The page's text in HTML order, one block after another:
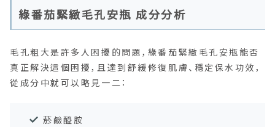
綠番茄緊緻毛孔安瓶 成分分析
毛孔粗大是許多人困擾的問題，綠番茄緊緻毛孔安瓶能否
真正解決這個困擾，且達到舒緩修復肌膚、穩定保水功效，
從成分中就可以略見一二：
菸鹼醯胺